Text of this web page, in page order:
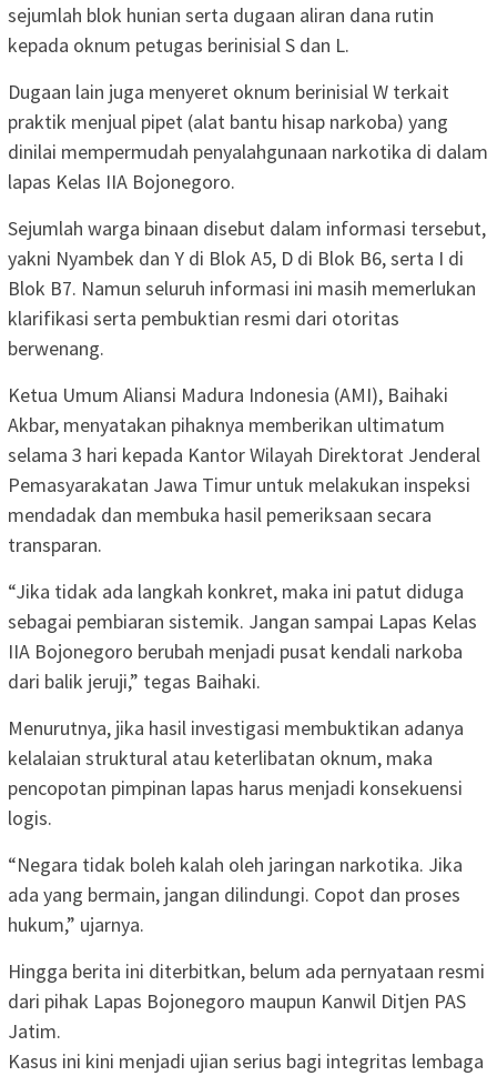
sejumlah blok hunian serta dugaan aliran dana rutin
kepada oknum petugas berinisial S dan L.
Dugaan lain juga menyeret oknum berinisial W terkait
praktik menjual pipet (alat bantu hisap narkoba) yang
dinilai mempermudah penyalahgunaan narkotika di dalam
lapas Kelas IIA Bojonegoro.
Sejumlah warga binaan disebut dalam informasi tersebut,
yakni Nyambek dan Y di Blok A5, D di Blok B6, serta I di
Blok B7. Namun seluruh informasi ini masih memerlukan
klarifikasi serta pembuktian resmi dari otoritas
berwenang.
Ketua Umum Aliansi Madura Indonesia (AMI), Baihaki
Akbar, menyatakan pihaknya memberikan ultimatum
selama 3 hari kepada Kantor Wilayah Direktorat Jenderal
Pemasyarakatan Jawa Timur untuk melakukan inspeksi
mendadak dan membuka hasil pemeriksaan secara
transparan.
“Jika tidak ada langkah konkret, maka ini patut diduga
sebagai pembiaran sistemik. Jangan sampai Lapas Kelas
IIA Bojonegoro berubah menjadi pusat kendali narkoba
dari balik jeruji,” tegas Baihaki.
Menurutnya, jika hasil investigasi membuktikan adanya
kelalaian struktural atau keterlibatan oknum, maka
pencopotan pimpinan lapas harus menjadi konsekuensi
logis.
“Negara tidak boleh kalah oleh jaringan narkotika. Jika
ada yang bermain, jangan dilindungi. Copot dan proses
hukum,” ujarnya.
Hingga berita ini diterbitkan, belum ada pernyataan resmi
dari pihak Lapas Bojonegoro maupun Kanwil Ditjen PAS
Jatim.
Kasus ini kini menjadi ujian serius bagi integritas lembaga